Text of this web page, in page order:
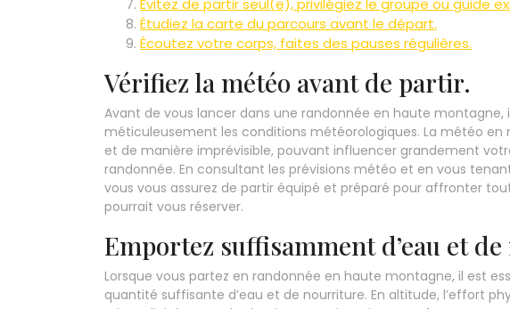
Évitez de partir seul(e), privilégiez le groupe ou guide
Étudiez la carte du parcours avant le départ.
Écoutez votre corps, faites des pauses régulières.
Vérifiez la météo avant de partir.
Avant de vous lancer dans une randonnée en haute montagne,
méticuleusement les conditions météorologiques. La météo
et de manière imprévisible, pouvant influencer grandement
randonnée. En consultant les prévisions météo et en vous
vous vous assurez de partir équipé et préparé pour affronter
pourrait vous réserver.
Emportez suffisamment d’eau et
Lorsque vous partez en randonnée en haute montagne, il est
quantité suffisante d’eau et de nourriture. En altitude, l’effort